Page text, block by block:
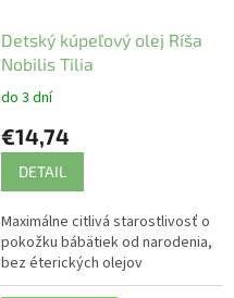
Detský kúpeľový olej Ríša
Nobilis Tilia
do 3 dní
€14,74
DETAIL
Maximálne citlivá starostlivosť o
pokožku bábätiek od narodenia,
bez éterických olejov